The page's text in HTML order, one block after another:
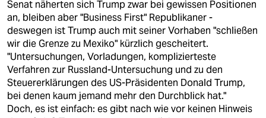
Senat näherten sich Trump zwar bei gewissen Positionen
an, bleiben aber "Business First" Republikaner -
deswegen ist Trump auch mit seiner Vorhaben "schließen
wir die Grenze zu Mexiko" kürzlich gescheitert.
"Untersuchungen, Vorladungen, komplizierteste
Verfahren zur Russland-Untersuchung und zu den
Steuererklärungen des US-Präsidenten Donald Trump,
bei denen kaum jemand mehr den Durchblick hat."
Doch, es ist einfach: es gibt nach wie vor keinen Hinweis